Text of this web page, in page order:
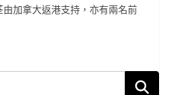
加拿大返港支持，亦有兩名前